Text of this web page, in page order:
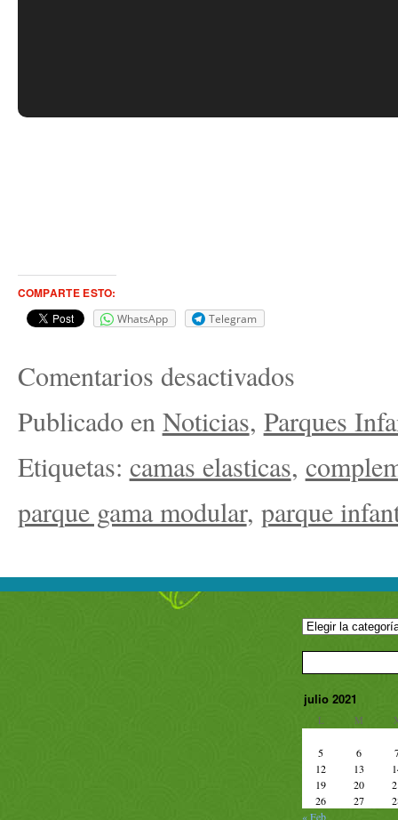
COMPARTE ESTO:
WhatsApp Telegram
Comentarios desactivados
Publicado en Noticias, Parques
Etiquetas: camas elasticas,
parque gama modular, parque
julio 2021
L M
5 6
12
13
19
20
26
27
« Feb